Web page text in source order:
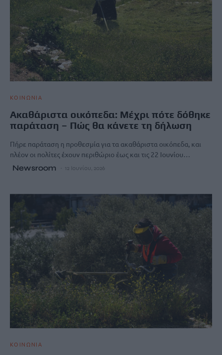
ΚΟΙΝΩΝΙΑ
Ακαθάριστα οικόπεδα: Μέχρι πότε δόθηκε
παράταση – Πώς θα κάνετε τη δήλωση
Πήρε παράταση η προθεσμία για τα ακαθάριστα οικόπεδα, και
πλέον οι πολίτες έχουν περιθώριο έως και τις 22 Ιουνίου…
Newsroom 12 Ιουνίου, 2026
ΚΟΙΝΩΝΙΑ